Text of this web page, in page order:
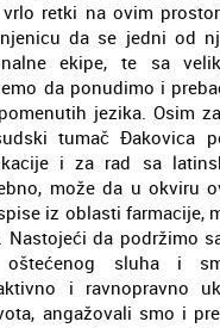
retki na ovim
da se jedni od
ekipe, te sa
da ponudimo i
jezika. Osim
tumač Đakovica
i za rad sa
može da u okviru
iz oblasti farmacije,
Nastojeći da podržimo
sluha i
i ravnopravno
angažovali smo i